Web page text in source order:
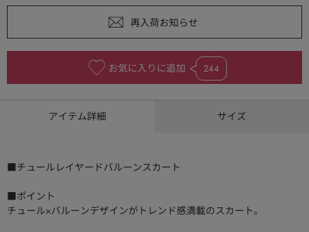
お気に入りに追加 244
アイテム詳細 サイズ
■チュールレイヤードバルーンスカート
■ポイント
チュール×バルーンデザインがトレンド感満載のスカート。